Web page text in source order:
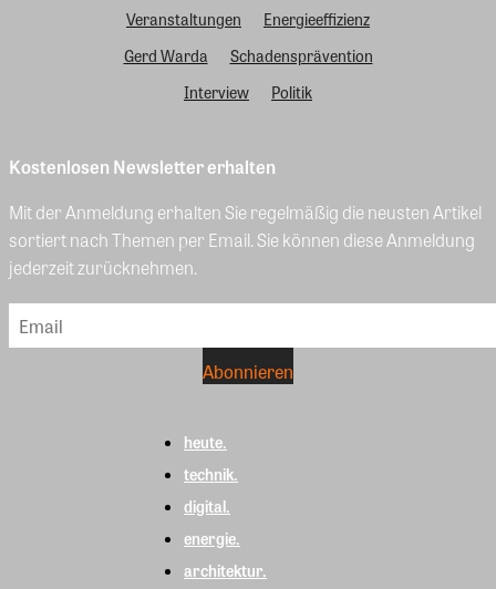
Veranstaltungen
Energieeffizienz
Gerd Warda
Schadensprävention
Interview
Politik
Kostenlosen Newsletter erhalten
Mit der Anmeldung erhalten Sie regelmäßig die neusten Artikel
sortiert nach Themen per Email. Sie können diese Anmeldung
jederzeit zurücknehmen.
heute.
technik.
digital.
energie.
architektur.